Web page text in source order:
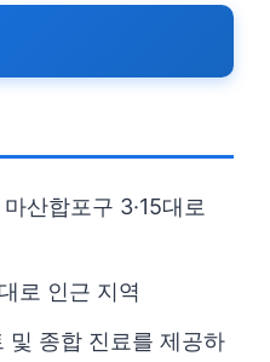
산합포구 3·15대로
로 인근 지역
및 종합 진료를 제공하